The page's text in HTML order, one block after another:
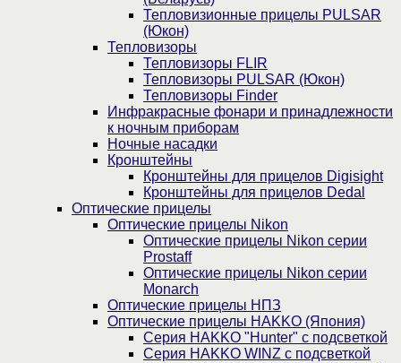
Тепловизионные прицелы PULSAR
(Юкон)
Тепловизоры
Тепловизоры FLIR
Тепловизоры PULSAR (Юкон)
Тепловизоры Finder
Инфракрасные фонари и принадлежности
к ночным приборам
Ночные насадки
Кронштейны
Кронштейны для прицелов Digisight
Кронштейны для прицелов Dedal
Оптические прицелы
Оптические прицелы Nikon
Оптические прицелы Nikon серии
Prostaff
Оптические прицелы Nikon серии
Monarch
Оптические прицелы НПЗ
Оптические прицелы HAKKO (Япония)
Cерия HAKKO "Hunter" с подсветкой
Серия НAKKO WINZ с подсветкой